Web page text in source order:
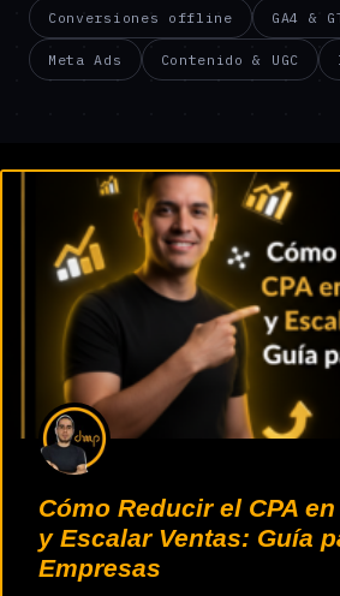
Conversiones offline GA4 &
Meta Ads Contenido & UGC
Cómo Reducir el CPA
y Escalar Ventas: Guía
Empresas